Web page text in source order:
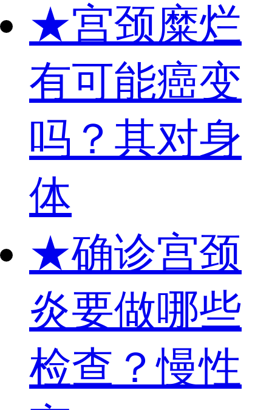
★宫颈糜烂
有可能癌变
吗？其对身
体
★确诊宫颈
炎要做哪些
检查？慢性